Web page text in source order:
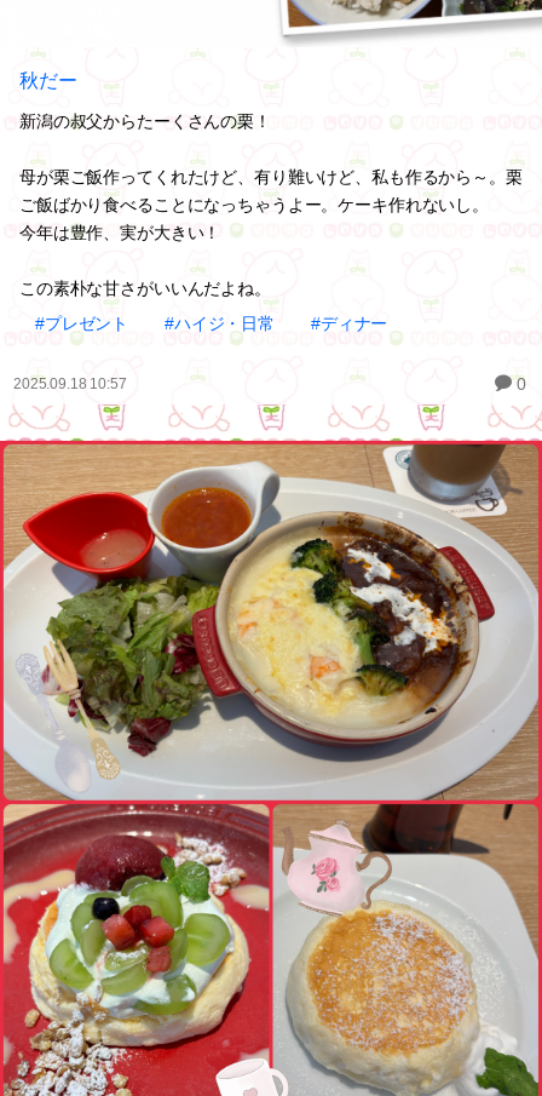
秋だー
新潟の叔父からたーくさんの栗！
母が栗ご飯作ってくれたけど、有り難いけど、私も作るから～。栗
ご飯ばかり食べることになっちゃうよー。ケーキ作れないし。
今年は豊作、実が大きい！
この素朴な甘さがいいんだよね。
#プレゼント
#ハイジ・日常 #ディナー
2025.09.18 10:57 0